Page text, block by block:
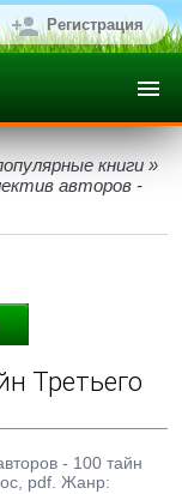
Регистрация
книги »
авторов -
Третьего
- 100 тайн
pdf. Жанр: